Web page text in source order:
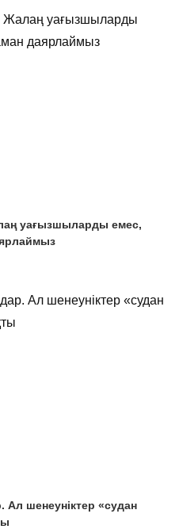
уағызшыларды емес,
Ал шенеуніктер «судан